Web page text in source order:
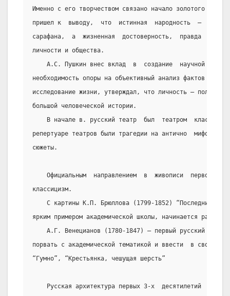
Именно с его творчеством связано начало золотого в. в
пришел к  выводу,  что  истинная  народность  –  это
сарафана,  а  жизненная  достоверность,  правда  о
личности и общества.
А.С. Пушкин внес вклад  в  создание  научной
необходимость опоры на объективный анализ фактов и
исследование жизни, утверждал, что личность –
большой человеческой истории.
В начале в. русский театр  был  театром
репертуаре театров были трагедии на антично
сюжеты.
Официальным  направлением  в  живописи  первой
классицизм.
С картины К.П. Брюллова (1799-1852) “Последний
ярким примером академической школы, начинается
А.Г. Венецианов (1780-1847) – первый русский
порвать с академической тематикой и ввести  в свои
“Гумно”, “Крестьянка, чешущая шерсть”
Русская архитектура первых 3-х  десятилетий  XIXв.